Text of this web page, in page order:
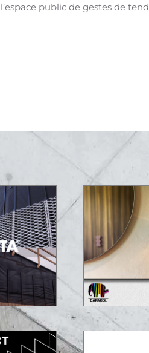
public de gestes de